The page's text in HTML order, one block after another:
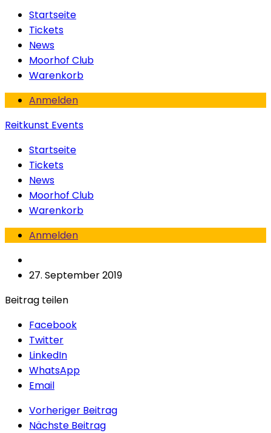
Startseite
Tickets
News
Moorhof Club
Warenkorb
Anmelden
Reitkunst Events
Startseite
Tickets
News
Moorhof Club
Warenkorb
Anmelden
27. September 2019
Beitrag teilen
Facebook
Twitter
LinkedIn
WhatsApp
Email
Vorheriger Beitrag
Nächste Beitrag